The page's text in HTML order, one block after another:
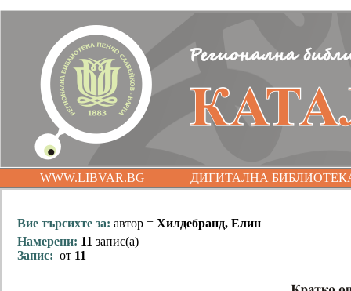
WWW.LIBVAR.BG ДИГИТАЛНА
Вие търсихте за: автор = Хилдебранд, Елин
Намерени: 11 запис(а)
Запис: от 11